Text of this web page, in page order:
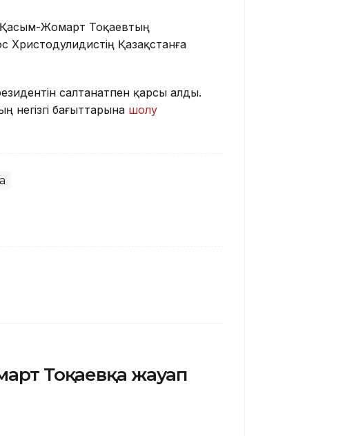
Жомарт Тоқаевтың
Қазақстанға
салтанатпен қарсы алды.
негізгі бағыттарына шолу
Тоқаевқа жауап